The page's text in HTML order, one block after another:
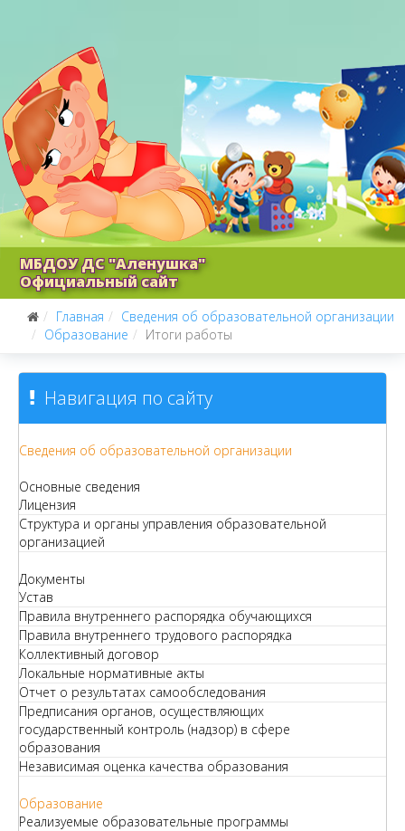
МБДОУ ДС "Аленушка"
Официальный сайт
Главная
Сведения об образовательной организации
Образование
Итоги работы
Навигация по сайту
Сведения об образовательной организации
Основные сведения
Лицензия
Структура и органы управления образовательной
организацией
Документы
Устав
Правила внутреннего распорядка обучающихся
Правила внутреннего трудового распорядка
Коллективный договор
Локальные нормативные акты
Отчет о результатах самообследования
Предписания органов, осуществляющих
государственный контроль (надзор) в сфере
образования
Независимая оценка качества образования
Образование
Реализуемые образовательные программы